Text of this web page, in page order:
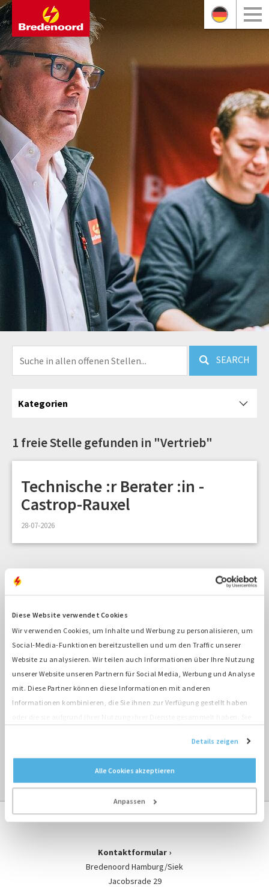
Diese Website verwendet Cookies
Wir verwenden Cookies, um Inhalte und Werbung zu personalisieren, um
Social-Media-Funktionen bereitzustellen und um den Traffic unserer
Website zu analysieren. Wir teilen auch Informationen über Ihre Nutzung
unserer Website unseren Partnern für Social Media, Werbung und Analyse
mit. Diese Partner können diese Informationen mit anderen
Informationen kombinieren, die Sie ihnen zur Verfügung gestellt haben
Details zeigen
Alle Cookies akzeptieren
Anpassen
SEARCH
Kategorien
1 freie Stelle gefunden in "Vertrieb"
Technische :r Berater :in -
Castrop-Rauxel
28-07-2026
Hast du Fragen?
Alexander Sternberg
Recruitment & HR Deutschland
Kontaktformular
Bredenoord Hamburg/Siek
Jacobsrade 29